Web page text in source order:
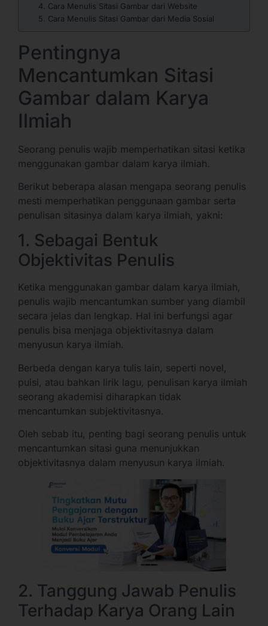
4. Cara Menulis Sitasi Gambar dari Website
5. Cara Menulis Sitasi Gambar dari Media Sosial
Pentingnya
Mencantumkan Sitasi
Gambar dalam Karya
Ilmiah
Seorang penulis wajib memperhatikan sitasi ketika
menggunakan gambar dalam karya ilmiah.
Berikut beberapa alasan mengapa seorang penulis
mesti memperhatikan penggunaan gambar serta
penulisan sitasinya dalam karya ilmiah, yakni:
1. Sebagai Bentuk
Objektivitas Penulis
Ketika menggunakan gambar dalam karya ilmiah,
penulis wajib mencantumkan sumber yang diambil
secara jelas dan lengkap. Hal ini berfungsi agar
penulis bisa menjaga objektivitasnya dalam
menyusun karya ilmiah.
Berbeda dengan karya tulis lain, seperti novel,
puisi, atau bahkan lirik lagu, penulisan karya ilmiah
seorang akademisi diharapkan tidak
mencantumkan subjektivitasnya.
Oleh sebab itu, penting bagi seorang penulis untuk
mencantumkan sitasi guna menunjukkan
objektivitasnya dalam menyusun karya ilmiah.
2. Tanggung Jawab Penulis
Terhadap Karya Orang Lain